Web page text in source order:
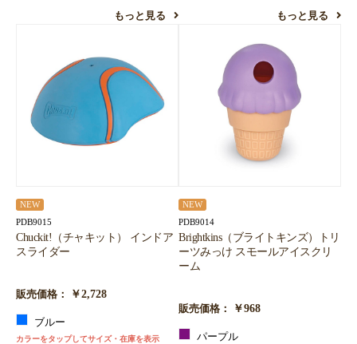
もっと見る もっと見る
NEW
PDB9015
Chuckit!（チャキット） インドア
スライダー
販売価格： ￥2,728
ブルー
カラーをタップしてサイズ・在庫を表示
NEW
PDB9014
Brightkins（ブライトキンズ）トリ
ーツみっけ スモールアイスクリ
ーム
販売価格： ￥968
パープル